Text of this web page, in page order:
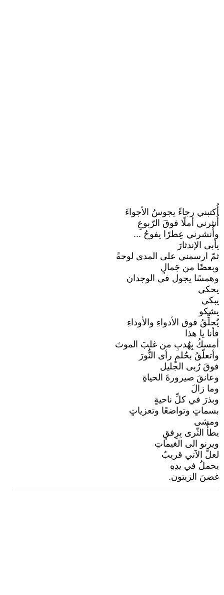
أُكتبني رجاءً يجوسُ الأجواءَ
أُنثرني أملًا فوقَ الرّبوعِ
وأُنشرني عِطرًا يفوحُ ...
يأبى الإندثارَ
ثمّ ارسمني على المدى لوحةً
وبعضًا من جَمالٍ
وهمسًا يجول في الوجدان
يحكي
يبكي
يشكو
يُحلِّقُ فوق الأدواءِ والأوداءِ
فأنا يا هذا
أمسكُ بِهُدبِ من غلبَ الموتَ
وأتعلّقُ بحُلمٍ رأى النُّورَ
فوقَ رُبى الجليل
وعانقَ صيرورةَ الحياةِ
وما زالَ
وبذرَ في كلِّ ناحيةٍ
بسماتٍ وتواضعًا وتعزياتٍ
ومشى
يطأُ الثّرى بِرِفقٍ
ويرنو الى الغيماتِ
لعلَّ الآتي قريبٌ
يحملُ في يدِهِ
غصنَ الزيتون.